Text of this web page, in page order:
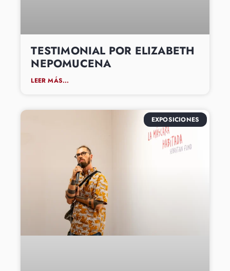
TESTIMONIAL POR ELIZABETH
NEPOMUCENA
LEER MÁS...
EXPOSICIONES